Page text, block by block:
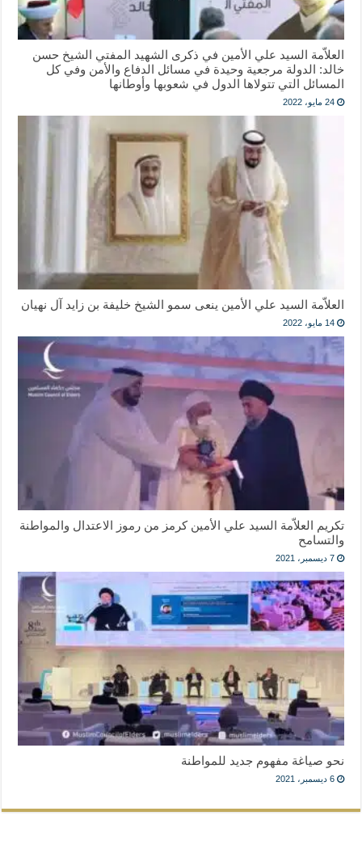
العلاّمة السيد علي الأمين في ذكرى الشهيد المفتي الشيخ حسن
خالد: الدولة مرجعية وحيدة في مسائل الدفاع والأمن وفي كل
المسائل التي تتولاها الدول في شعوبها وأوطانها
24 مايو، 2022
العلاّمة السيد علي الأمين ينعى سمو الشيخ خليفة بن زايد آل نهيان
14 مايو، 2022
تكريم العلاّمة السيد علي الأمين كرمز من رموز الاعتدال والمواطنة
والتسامح
7 ديسمبر، 2021
نحو صياغة مفهوم جديد للمواطنة
6 ديسمبر، 2021